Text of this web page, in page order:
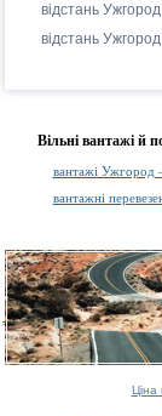
відстань
відстань
Вільні вантажі й
вантажі Ужгород
вантажні
Ціна